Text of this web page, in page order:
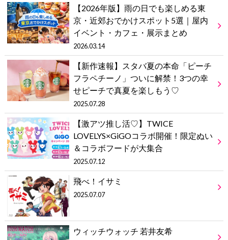
【2026年版】雨の日でも楽しめる東
京・近郊おでかけスポット5選｜屋内
イベント・カフェ・展示まとめ
2026.03.14
【新作速報】スタバ夏の本命「ピーチ
フラペチーノ」ついに解禁！3つの幸
せピーチで真夏を楽しもう♡
2025.07.28
【激アツ推し活♡】TWICE
LOVELYS×GiGOコラボ開催！限定ぬい
＆コラボフードが大集合
2025.07.12
飛べ！イサミ
2025.07.07
ウィッチウォッチ 若井友希